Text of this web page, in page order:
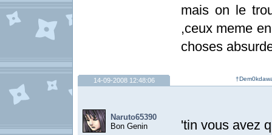
mais on le
,ceux meme
choses
14-09-2008 12:48:06
Naruto65390
Bon Genin
'tin vous avez